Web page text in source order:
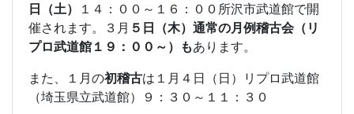
日（土）
１４：００～１６：００所沢市武道館で開
催されます。３月 ５日（木）通常の月例稽古会（リ
プロ武道館１９：００～）もあります。
また、１月の初稽古は１月４日（日）リプロ武道館
（埼玉県立武道館）９：３０～１１：３０